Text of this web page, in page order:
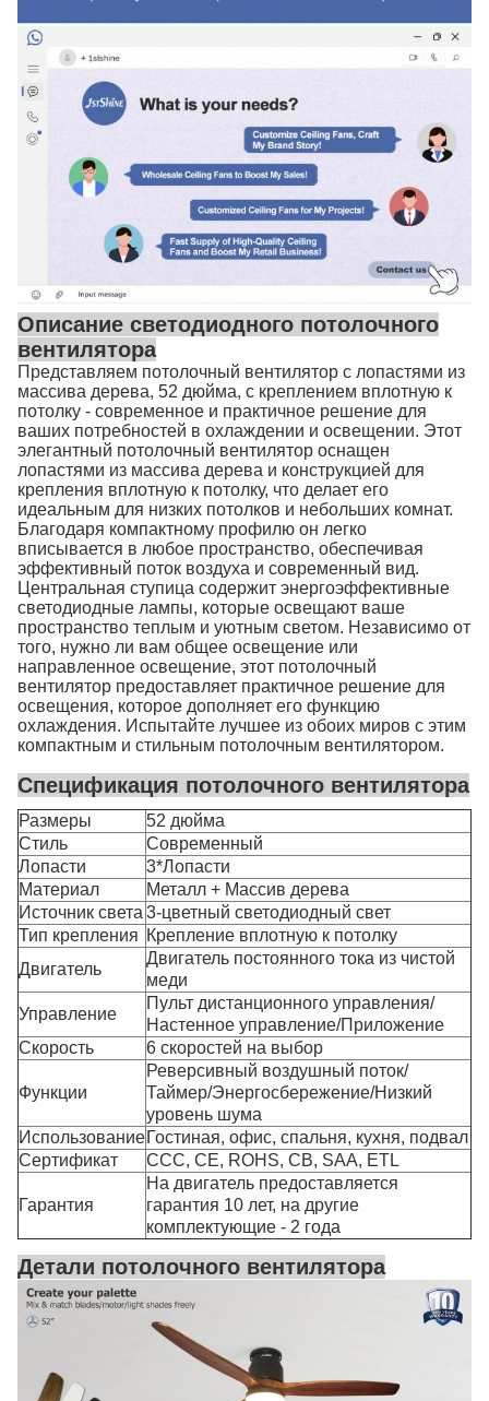
Описание светодиодного потолочного
вентилятора
Представляем потолочный вентилятор с лопастями из
массива дерева, 52 дюйма, с креплением вплотную к
потолку - современное и практичное решение для
ваших потребностей в охлаждении и освещении. Этот
элегантный потолочный вентилятор оснащен
лопастями из массива дерева и конструкцией для
крепления вплотную к потолку, что делает его
идеальным для низких потолков и небольших комнат.
Благодаря компактному профилю он легко
вписывается в любое пространство, обеспечивая
эффективный поток воздуха и современный вид.
Центральная ступица содержит энергоэффективные
светодиодные лампы, которые освещают ваше
пространство теплым и уютным светом. Независимо от
того, нужно ли вам общее освещение или
направленное освещение, этот потолочный
вентилятор предоставляет практичное решение для
освещения, которое дополняет его функцию
охлаждения. Испытайте лучшее из обоих миров с этим
компактным и стильным потолочным вентилятором.
Спецификация потолочного вентилятора
Размеры
52 дюйма
Стиль
Современный
Лопасти
3*Лопасти
Материал
Металл + Массив дерева
Источник света 3-цветный светодиодный свет
Тип крепления Крепление вплотную к потолку
Двигатель
Двигатель постоянного тока из чистой
меди
Управление
Пульт дистанционного управления/
Настенное управление/Приложение
Скорость
6 скоростей на выбор
Функции
Реверсивный воздушный поток/
Таймер/Энергосбережение/Низкий
уровень шума
ИспользованиеГостиная, офис, спальня, кухня, подвал
Сертификат
CCC, CE, ROHS, CB, SAA, ETL
Гарантия
На двигатель предоставляется
гарантия 10 лет, на другие
комплектующие - 2 года
Детали потолочного вентилятора